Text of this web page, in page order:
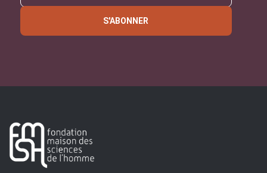
S'ABONNER